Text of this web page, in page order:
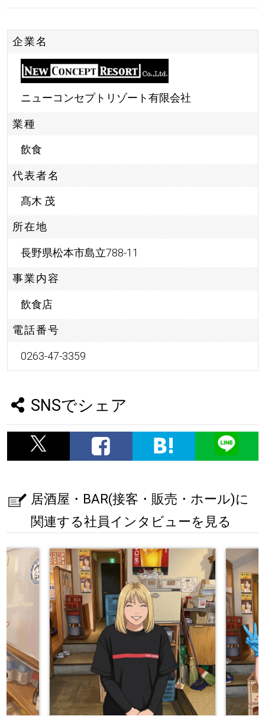
企業名
ニューコンセプトリゾート有限会社
業種
飲食
代表者名
髙木 茂
所在地
長野県松本市島立788-11
事業内容
飲食店
電話番号
0263-47-3359
SNSでシェア
居酒屋・BAR(接客・販売・ホール)に
関連する社員インタビューを見る